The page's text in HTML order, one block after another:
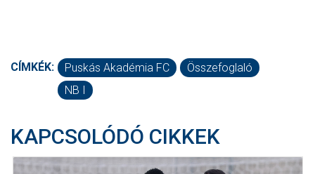
CÍMKÉK: Puskás Akadémia FC
Összefoglaló
NB I
KAPCSOLÓDÓ CIKKEK